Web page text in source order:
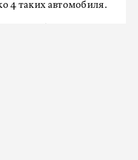
4 таких автомобиля.